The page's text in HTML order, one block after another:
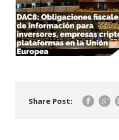
Share Post: